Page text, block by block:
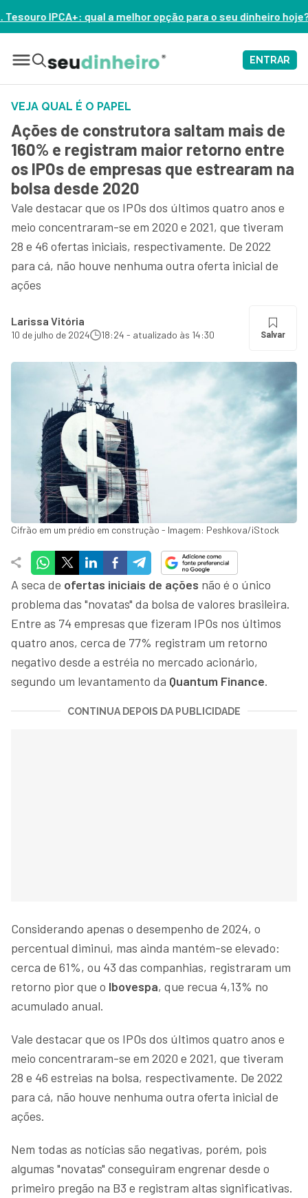
opção para o seu dinheiro hoje? – ASSISTA AGORA
ENTRAR
VEJA QUAL É O PAPEL
Ações de construtora saltam mais de
160% e registram maior retorno entre
os IPOs de empresas que estrearam na
bolsa desde 2020
Vale destacar que os IPOs dos últimos quatro anos e
meio concentraram-se em 2020 e 2021, que tiveram
28 e 46 ofertas iniciais, respectivamente. De 2022
para cá, não houve nenhuma outra oferta inicial de
ações
Larissa Vitória
10 de julho de 2024 18:24 - atualizado às 14:30 Salvar
Cifrão em um prédio em construção - Imagem: Peshkova/iStock
A seca de ofertas iniciais de ações não é o único
problema das "novatas" da bolsa de valores brasileira.
Entre as 74 empresas que fizeram IPOs nos últimos
quatro anos, cerca de 77% registram um retorno
negativo desde a estréia no mercado acionário,
segundo um levantamento da Quantum Finance.
CONTINUA DEPOIS DA PUBLICIDADE
Considerando apenas o desempenho de 2024, o
percentual diminui, mas ainda mantém-se elevado:
cerca de 61%, ou 43 das companhias, registraram um
retorno pior que o Ibovespa, que recua 4,13% no
acumulado anual.
Vale destacar que os IPOs dos últimos quatro anos e
meio concentraram-se em 2020 e 2021, que tiveram
28 e 46 estreias na bolsa, respectivamente. De 2022
para cá, não houve nenhuma outra oferta inicial de
ações.
Nem todas as notícias são negativas, porém, pois
algumas "novatas" conseguiram engrenar desde o
primeiro pregão na B3 e registram altas significativas.